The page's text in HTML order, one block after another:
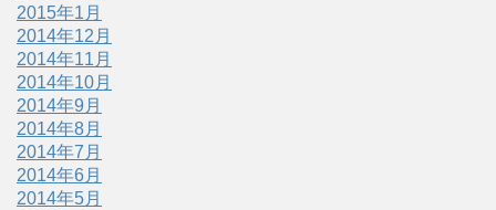
2015年1月
2014年12月
2014年11月
2014年10月
2014年9月
2014年8月
2014年7月
2014年6月
2014年5月